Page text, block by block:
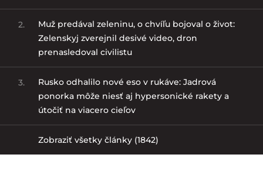
2.
Muž predával zeleninu, o chvíľu bojoval o život:
Zelenskyj zverejnil desivé video, dron
prenasledoval civilistu
3.
Rusko odhalilo nové eso v rukáve: Jadrová
ponorka môže niesť aj hypersonické rakety a
útočiť na viacero cieľov
Zobraziť všetky články (1842)